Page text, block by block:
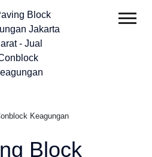
Keagungan
Block